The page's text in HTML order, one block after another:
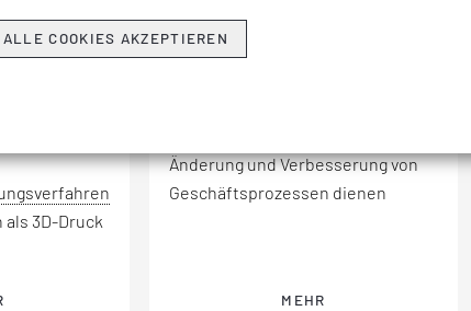
als 3D-Druck
Änderung und Verbesserung von
Geschäftsprozessen dienen
MEHR
ALLE COOKIES AKZEPTIEREN